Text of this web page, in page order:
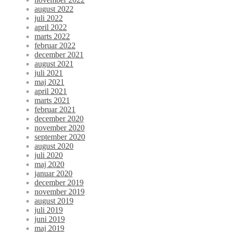
august 2022
juli 2022
april 2022
marts 2022
februar 2022
december 2021
august 2021
juli 2021
maj 2021
april 2021
marts 2021
februar 2021
december 2020
november 2020
september 2020
august 2020
juli 2020
maj 2020
januar 2020
december 2019
november 2019
august 2019
juli 2019
juni 2019
maj 2019